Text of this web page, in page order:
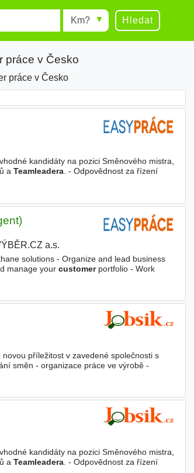
Radius Hledat
práce v Česko
práce v Česko
kandidáty na pozici Směnového mistra,
a Teamleadera. - Odpovědnost za řízení
a.s.
solutions - Organize and lead business
manage your customerportfolio - Work
příležitost v zavedené společnosti s
směn - organizace práce ve výrobě -
kandidáty na pozici Směnového mistra,
a Teamleadera. - Odpovědnost za řízení